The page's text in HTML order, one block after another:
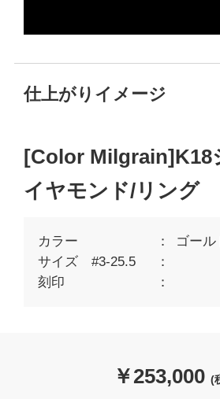
仕上がりイメージ
[Color Milgrain]K18
イヤモンド/リング
カラー
ゴール
サイズ #3-25.5
刻印
￥253,000 (